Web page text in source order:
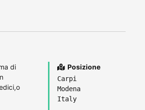
di
Posizione
Carpi
Modena
Italy